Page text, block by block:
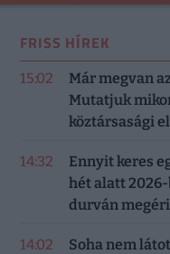
FRISS HÍREK
15:02
Már megvan
Mutatjuk
köztársasági
14:32
Ennyit keres
hét alatt
durván megéri
14:02
Soha nem